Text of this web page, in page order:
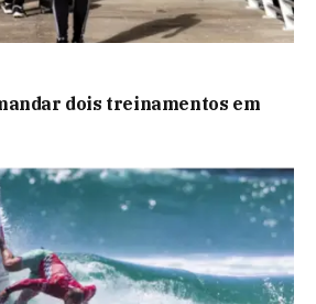
dois treinamentos em